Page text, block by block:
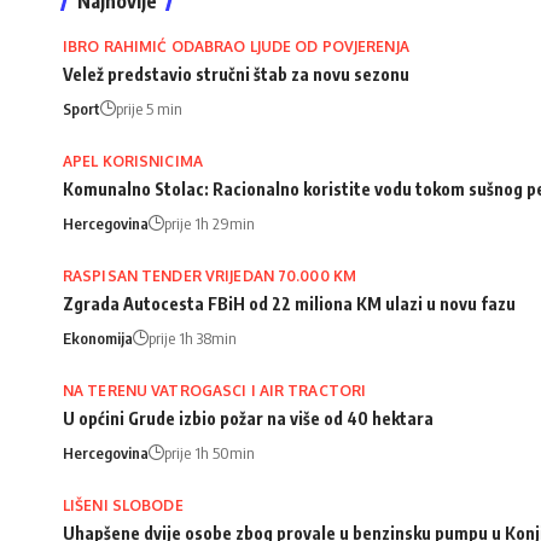
IBRO RAHIMIĆ ODABRAO LJUDE OD POVJERENJA
Velež predstavio stručni štab za novu sezonu
Sport prije 5 min
APEL KORISNICIMA
Komunalno Stolac: Racionalno koristite vodu tokom sušnog
Hercegovina prije 1h 29min
RASPISAN TENDER VRIJEDAN 70.000 KM
Zgrada Autocesta FBiH od 22 miliona KM ulazi u novu fazu
Ekonomija prije 1h 38min
NA TERENU VATROGASCI I AIR TRACTORI
U općini Grude izbio požar na više od 40 hektara
Hercegovina prije 1h 50min
LIŠENI SLOBODE
Uhapšene dvije osobe zbog provale u benzinsku pumpu u